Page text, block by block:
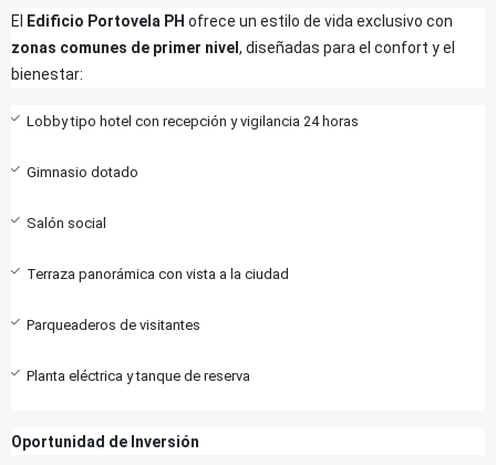
El Edificio Portovela PH ofrece un estilo de vida exclusivo con
zonas comunes de primer nivel , diseñadas para el confort y el
bienestar:
Lobby tipo hotel con recepción y vigilancia 24 horas
Gimnasio dotado
Salón social
Terraza panorámica con vista a la ciudad
Parqueaderos de visitantes
Planta eléctrica y tanque de reserva
Oportunidad de Inversión